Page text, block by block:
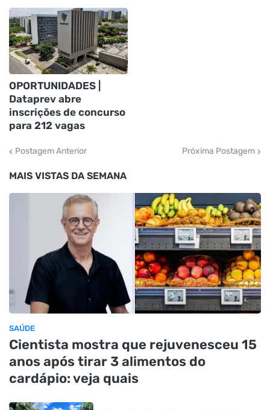
OPORTUNIDADES |
Dataprev abre
inscrições de concurso
para 212 vagas
Postagem Anterior Próxima Postagem
MAIS VISTAS DA SEMANA
SAÚDE
Cientista mostra que rejuvenesceu 15
anos após tirar 3 alimentos do
cardápio: veja quais